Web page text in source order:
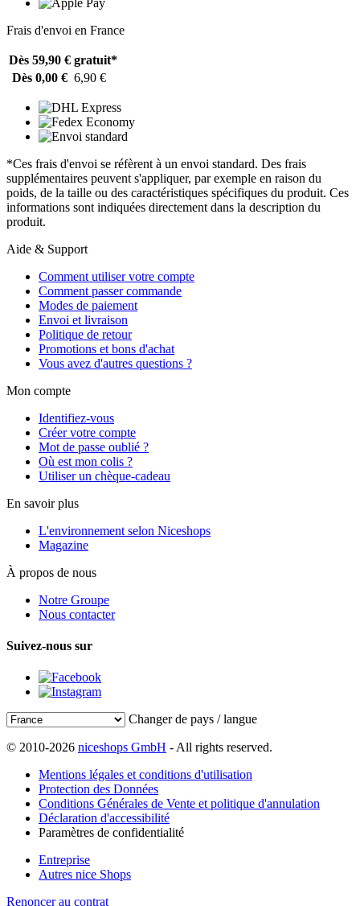
Frais d'envoi en France
Dès 59,90 € gratuit*
Dès 0,00 € 6,90 €
*Ces frais d'envoi se réfèrent à un envoi standard. Des frais
supplémentaires peuvent s'appliquer, par exemple en raison du
poids, de la taille ou des caractéristiques spécifiques du produit. Ces
informations sont indiquées directement dans la description du
produit.
Aide & Support
Comment utiliser votre compte
Comment passer commande
Modes de paiement
Envoi et livraison
Politique de retour
Promotions et bons d'achat
Vous avez d'autres questions ?
Mon compte
Identifiez-vous
Créer votre compte
Mot de passe oublié ?
Où est mon colis ?
Utiliser un chèque-cadeau
En savoir plus
L'environnement selon Niceshops
Magazine
À propos de nous
Notre Groupe
Nous contacter
Suivez-nous sur
Changer de pays / langue
© 2010-2026 niceshops GmbH - All rights reserved.
Mentions légales et conditions d'utilisation
Protection des Données
Conditions Générales de Vente et politique d'annulation
Déclaration d'accessibilité
Paramètres de confidentialité
Entreprise
Autres nice Shops
Renoncer au contrat